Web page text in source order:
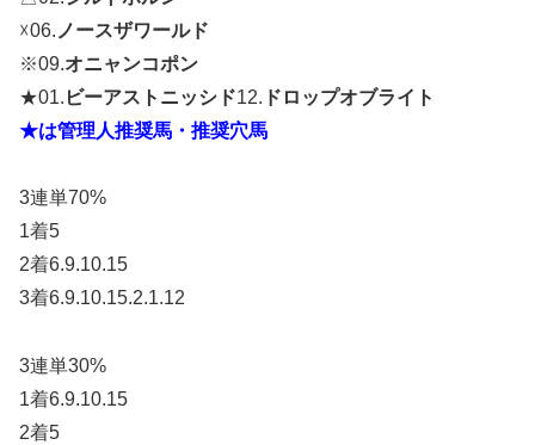
☓06. ノースザワールド
※09.オニャンコポン
★01. ビーアストニッシド12. ドロップオブライト
★は管理人推奨馬・推奨穴馬
3連単70%
1着5
2着6.9.10.15
3着6.9.10.15.2.1.12
3連単30%
1着6.9.10.15
2着5